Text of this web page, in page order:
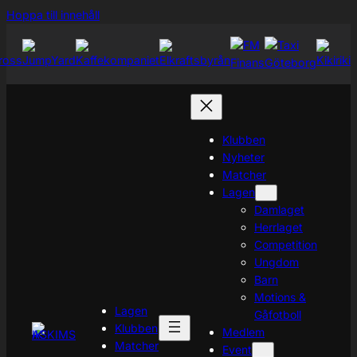
Hoppa till innehållHoppa
Lagen
Klubben
Matcher
Klubben
Nyheter
Matcher
Lagen
Damlaget
Herrlaget
Competition
Ungdom
Barn
Motions &
Gåfotboll
Medlem
Event